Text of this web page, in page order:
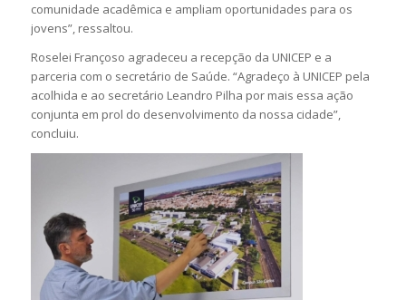
comunidade acadêmica e ampliam oportunidades para os
jovens”, ressaltou.
Roselei Françoso agradeceu a recepção da UNICEP e a
parceria com o secretário de Saúde. “Agradeço à UNICEP pela
acolhida e ao secretário Leandro Pilha por mais essa ação
conjunta em prol do desenvolvimento da nossa cidade”,
concluiu.